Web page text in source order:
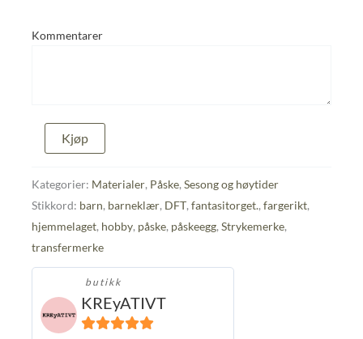
Kommentarer
Strykemerke
påskeegg
4
5
cm
antall
Kjøp
Kategorier: Materialer, Påske, Sesong og høytider
Stikkord: barn, barneklær, DFT, fantasitorget., fargerikt,
hjemmelaget, hobby, påske, påskeegg, Strykemerke,
transfermerke
butikk
KREyATIVT